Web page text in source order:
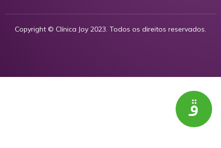
Copyright © Clínica Joy 2023. Todos os direitos reservados.